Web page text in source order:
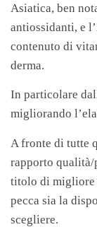
Asiatica, ben
antiossidanti, e
contenuto di
derma.
In particolare
migliorando
A fronte di tutte
rapporto qualità/
titolo di migliore
pecca sia la
scegliere.